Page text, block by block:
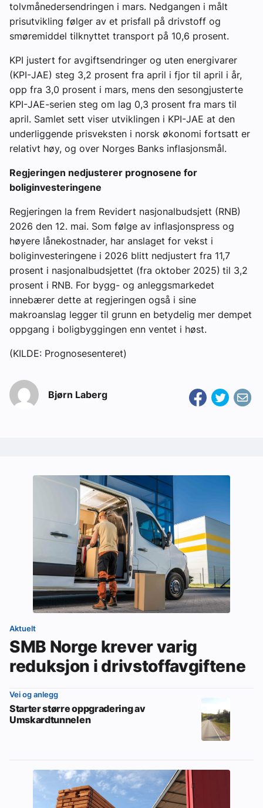
tolvmånedersendringen i mars. Nedgangen i målt
prisutvikling følger av et prisfall på drivstoff og
smøremiddel tilknyttet transport på 10,6 prosent.
KPI justert for avgiftsendringer og uten energivarer
(KPI-JAE) steg 3,2 prosent fra april i fjor til april i år,
opp fra 3,0 prosent i mars, mens den sesongjusterte
KPI-JAE-serien steg om lag 0,3 prosent fra mars til
april. Samlet sett viser utviklingen i KPI-JAE at den
underliggende prisveksten i norsk økonomi fortsatt er
relativt høy, og over Norges Banks inflasjonsmål.
Regjeringen nedjusterer prognosene for
boliginvesteringene
Regjeringen la frem Revidert nasjonalbudsjett (RNB)
2026 den 12. mai. Som følge av inflasjonspress og
høyere lånekostnader, har anslaget for vekst i
boliginvesteringene i 2026 blitt nedjustert fra 11,7
prosent i nasjonalbudsjettet (fra oktober 2025) til 3,2
prosent i RNB. For bygg- og anleggsmarkedet
innebærer dette at regjeringen også i sine
makroanslag legger til grunn en betydelig mer dempet
oppgang i boligbyggingen enn ventet i høst.
(KILDE: Prognosesenteret)
Bjørn Laberg
Aktuelt
SMB Norge krever varig
reduksjon i drivstoffavgiftene
Vei og anlegg
Starter større oppgradering av
Umskardtunnelen